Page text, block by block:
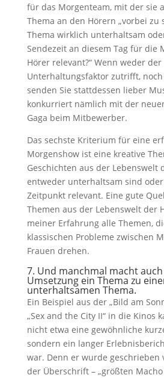
für das Morgenteam, mit der sie
Thema an den Hörern „vorbei zu
Thema wirklich unterhaltsam
Sendezeit an diesem Tag für die
Hörer relevant?“ Wenn weder der
Unterhaltungsfaktor zutrifft, noch
senden Sie stattdessen lieber
konkurriert nämlich mit der
Gaga beim Mitbewerber.
Das sechste Kriterium für eine
Morgenshow ist eine kreative
Geschichten aus der Lebenswelt
entweder unterhaltsam sind
Zeitpunkt relevant. Eine gute
Themen aus der Lebenswelt der
meiner Erfahrung alle Themen,
klassischen Probleme zwischen
Frauen drehen.
7. Und manchmal macht
Umsetzung ein Thema zu
unterhaltsamen Thema.
Ein Beispiel aus der „Bild am
„Sex and the City II“ in die Kinos
nicht etwa eine gewöhnliche
sondern ein langer
war. Denn er wurde geschrieben
der Überschrift – „größten Macho